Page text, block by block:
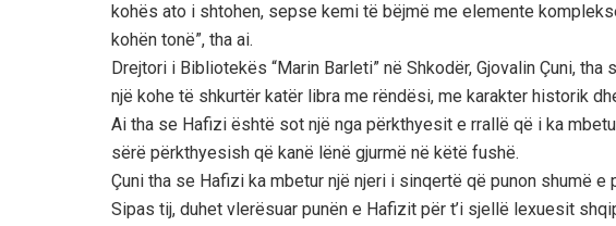
kohës ato i shtohen, sepse kemi të bëjmë me elemente
kohën tonë”, tha ai.
Drejtori i Bibliotekës “Marin Barleti” në Shkodër, Gjovalin Çuni,
një kohe të shkurtër katër libra me rëndësi, me karakter historik
Ai tha se Hafizi është sot një nga përkthyesit e rrallë që i ka
sërë përkthyesish që kanë lënë gjurmë në këtë fushë.
Çuni tha se Hafizi ka mbetur një njeri i sinqertë që punon shumë e
Sipas tij, duhet vlerësuar punën e Hafizit për t’i sjellë lexuesit